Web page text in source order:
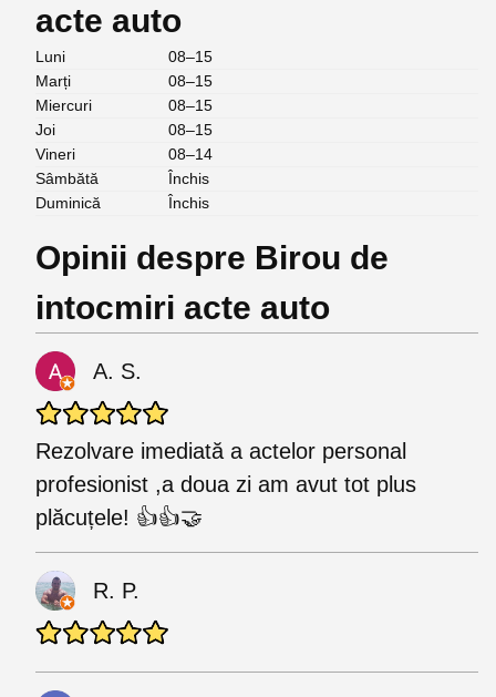
acte auto
Luni
08–15
Marți
08–15
Miercuri
08–15
Joi
08–15
Vineri
08–14
Sâmbătă
Închis
Duminică
Închis
Opinii despre Birou de
intocmiri acte auto
A. S.
Rezolvare imediată a actelor personal
profesionist ,a doua zi am avut tot plus
plăcuțele! 👍👍🤝
R. P.